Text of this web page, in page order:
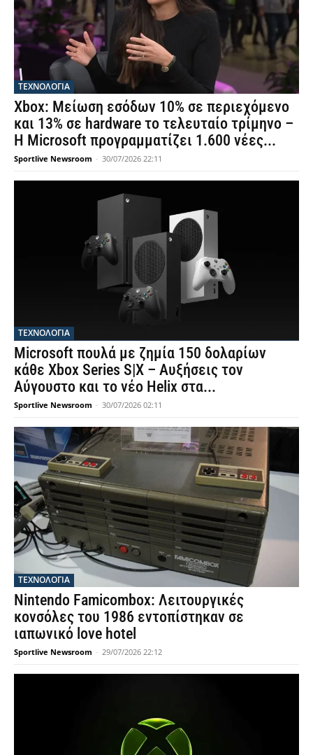
ΤΕΧΝΟΛΟΓΙΑ
Xbox: Μείωση εσόδων 10% σε περιεχόμενο
και 13% σε hardware το τελευταίο τρίμηνο –
Η Microsoft προγραμματίζει 1.600 νέες...
Sportlive Newsroom - 30/07/2026 22:11
ΤΕΧΝΟΛΟΓΙΑ
Microsoft πουλά με ζημία 150 δολαρίων
κάθε Xbox Series S|X – Αυξήσεις τον
Αύγουστο και το νέο Helix στα...
Sportlive Newsroom - 30/07/2026 02:11
ΤΕΧΝΟΛΟΓΙΑ
Nintendo Famicombox: Λειτουργικές
κονσόλες του 1986 εντοπίστηκαν σε
ιαπωνικό love hotel
Sportlive Newsroom - 29/07/2026 22:12